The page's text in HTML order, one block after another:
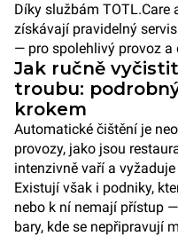
Díky službám TOTL.Care
získávají pravidelný
— pro spolehlivý provoz
Jak ručně
troubu:
krokem
Automatické čištění je
provozy, jako jsou
intenzivně vaří a
Existují však i podniky,
nebo k ní nemají přístup
bary, kde se nepřipravují